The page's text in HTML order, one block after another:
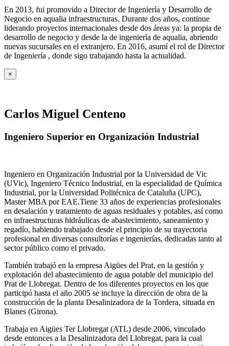
En 2013, fui promovido a Director de Ingeniería y Desarrollo de
Negocio en aqualia infraestructuras. Durante dos años, continue
liderando proyectos internacionales desde dos áreas ya: la propia de
desarrollo de negocio y desde la de ingeniería de aqualia, abriendo
nuevas sucursales en el extranjero. En 2016, asumí el rol de Director
de Ingeniería , donde sigo trabajando hasta la actualidad.
×
Carlos Miguel Centeno
Ingeniero Superior en Organización Industrial
Ingeniero en Organización Industrial por la Universidad de Vic
(UVic), Ingeniero Técnico Industrial, en la especialidad de Química
Industrial, por la Universidad Politécnica de Cataluña (UPC),
Master MBA por EAE.Tiene 33 años de experiencias profesionales
en desalación y tratamiento de aguas residuales y potables, así como
en infraestructuras hidráulicas de abastecimiento, saneamiento y
regadío, habiendo trabajado desde el principio de su trayectoria
profesional en diversas consultorías e ingenierías, dedicadas tanto al
sector público como el privado.
También trabajó en la empresa Aigües del Prat, en la gestión y
explotación del abastecimiento de agua potable del municipio del
Prat de Llobregat. Dentro de los diferentes proyectos en los que
participó hasta el año 2005 se incluye la dirección de obra de la
construcción de la planta Desalinizadora de la Tordera, situada en
Blanes (Girona).
Trabaja en Aigües Ter Llobregat (ATL) desde 2006, vinculado
desde entonces a la Desalinizadora del Llobregat, para la cual